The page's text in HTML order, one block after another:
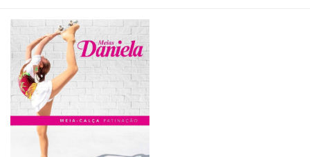
Lembre de mim
CONECTE-SE